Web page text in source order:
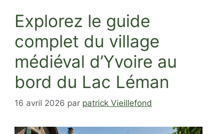
Explorez le guide
complet du village
médiéval d’Yvoire au
bord du Lac Léman
16 avril 2026 par patrick Vieillefond